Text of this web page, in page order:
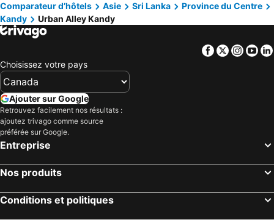
Comparateur d’hôtels
Asie Sri Lanka
Province du Centre
Kandy
Urban Alley Kandy
Facebook
Twitter
Choisissez votre pays
Ajouter sur Google
Retrouvez facilement nos résultats :
ajoutez trivago comme source
préférée sur Google.
Entreprise
Nos produits
Conditions et politiques